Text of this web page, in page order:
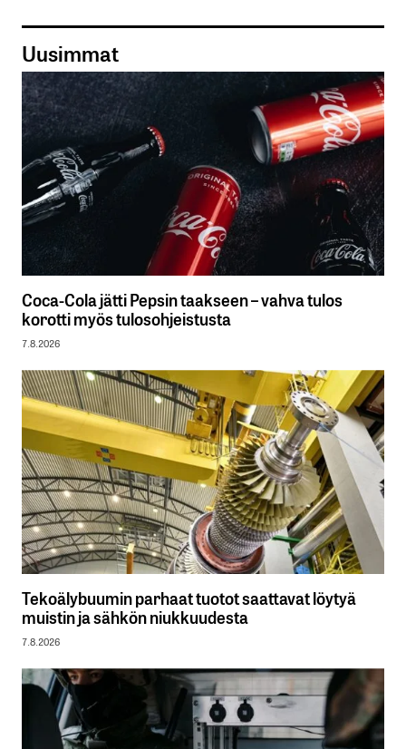
Uusimmat
Coca-Cola jätti Pepsin taakseen – vahva tulos
korotti myös tulosohjeistusta
7.8.2026
Tekoälybuumin parhaat tuotot saattavat löytyä
muistin ja sähkön niukkuudesta
7.8.2026